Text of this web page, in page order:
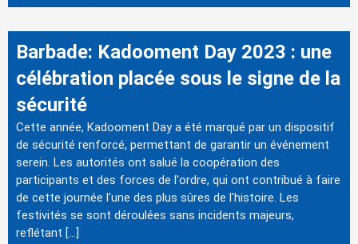
Barbade: Kadooment Day 2023 : une
célébration placée sous le signe de la
sécurité
Cette année, Kadooment Day a été marqué par un dispositif
de sécurité renforcé, permettant de garantir un événement
serein. Les autorités ont salué la coopération des
participants et des forces de l'ordre, qui ont contribué à faire
de cette journée l'une des plus sûres de l'histoire. Les
festivités se sont déroulées sans incidents majeurs,
reflétant […]